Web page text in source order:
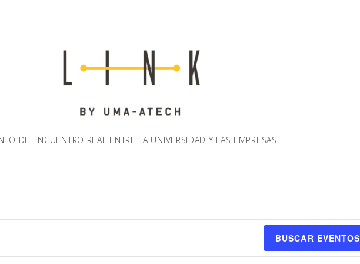
DE ENCUENTRO REAL ENTRE LA UNIVERSIDAD Y LAS EMPRESAS
BUSCAR EVENTOS